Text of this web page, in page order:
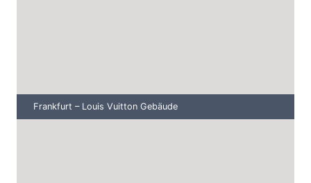
Frankfurt – Louis Vuitton Gebäude